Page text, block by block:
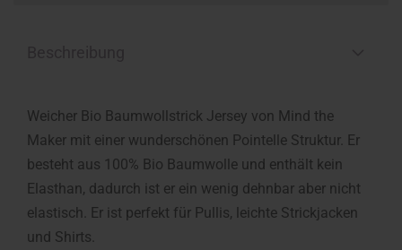
Weicher Bio Baumwollstrick Jersey von Mind the
Maker mit einer wunderschönen Pointelle Struktur. Er
besteht aus 100% Bio Baumwolle und enthält kein
Elasthan, dadurch ist er ein wenig dehnbar aber nicht
elastisch. Er ist perfekt für Pullis, leichte Strickjacken
und Shirts.